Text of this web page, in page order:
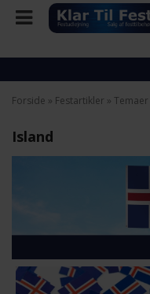
Forside » Festartikler » Temaer
Island